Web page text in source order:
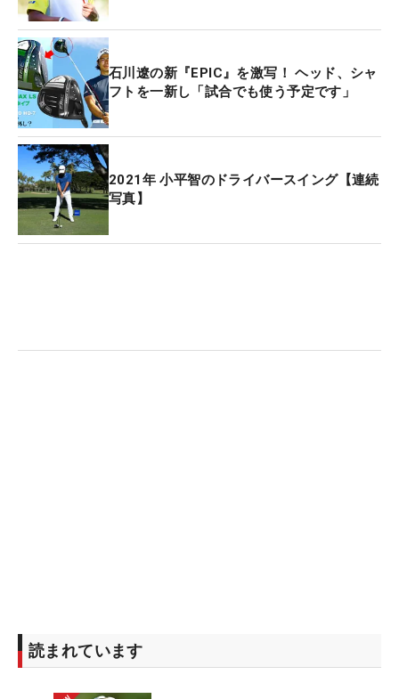
ョットを左ラフに打ち込んだ）14番くらいだった
し、ドライバーは良くなってる。グリーンヒットも
今まで出たなかで一番だと思うし、そこは進歩して
いる」と、感触はやはり悪くない。
ただ、優勝争いで優位に立ちたかった前日も苦しん
だパッティングについては、まだまだ不満が残る。
「このショットがあれば、パターが普通になれば優
勝は見えてくるところまできた。ショットがキープ
できれば、パッティングに集中できると思う」。こ
すね」とチャンスを生かしきれなかった印象は拭え
石川遼の新『EPIC』を激写！ ヘッド、シャ
フトを一新し「試合でも使う予定です」
2021年 小平智のドライバースイング【連続
写真】
読まれています